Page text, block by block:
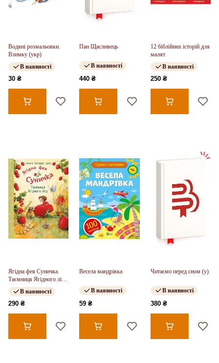
Водяні розмальовки.
Взимку (укр)
В наявності
30 ₴
Пан Щасливець
В наявності
440 ₴
12 біблійних історій для
малят
В наявності
250 ₴
Ягідна фея Суничка.
Таємниця Ягідного лісу
(у)
В наявності
290 ₴
Весела мандрівка
В наявності
59 ₴
Читаємо перед сном (у)
В наявності
380 ₴